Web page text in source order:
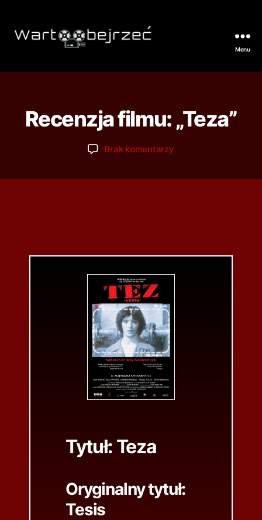
Menu
Recenzja filmu: „Teza”
Brak komentarzy
Tytuł: Teza
Oryginalny tytuł:
Tesis